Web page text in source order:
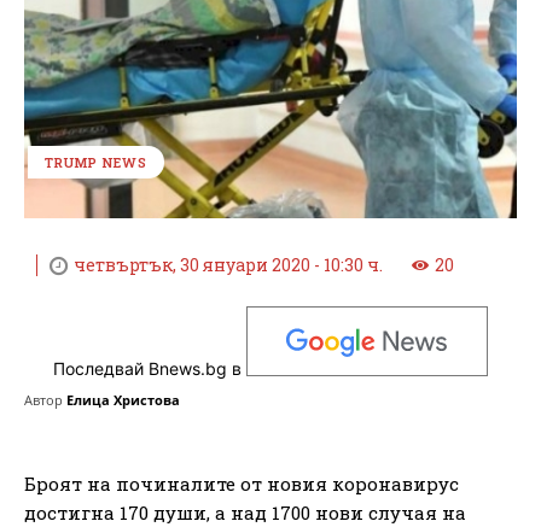
TRUMP NEWS
четвъртък, 30 януари 2020 - 10:30 ч. 20
Последвай Bnews.bg в
Автор Елица Христова
Броят на починалите от новия коронавирус
достигна 170 души, а над 1700 нови случая на